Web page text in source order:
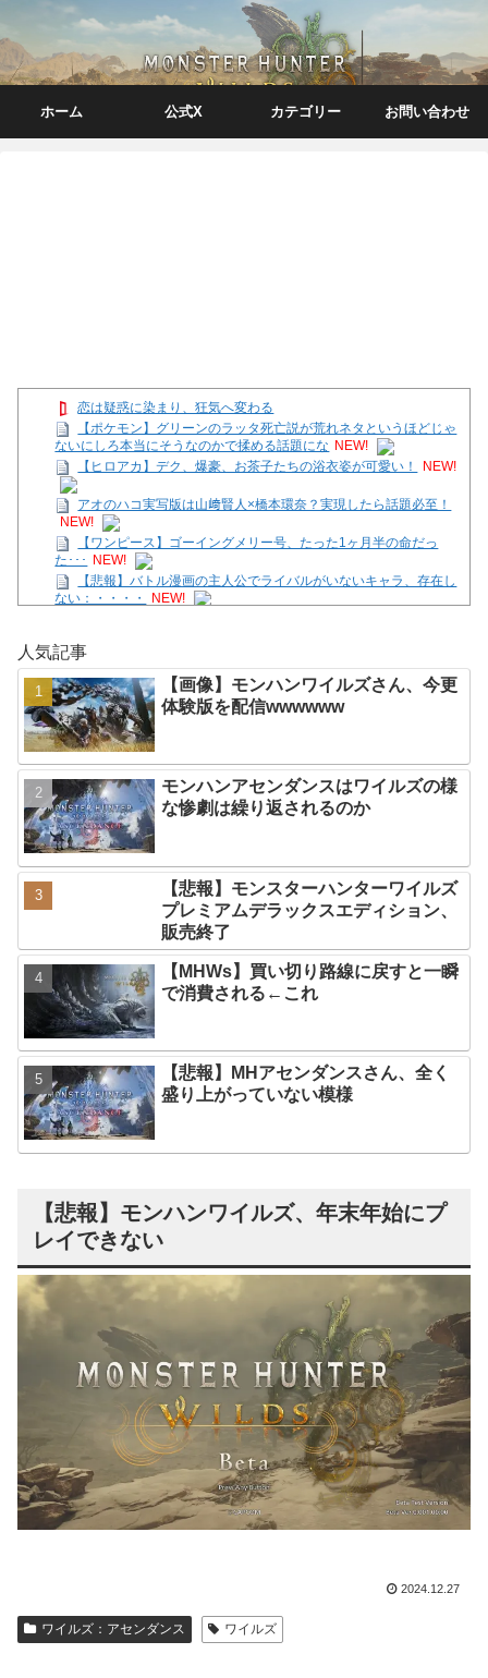
ホーム 公式X カテゴリー お問い合わせ
恋は疑惑に染まり、狂気へ変わる
【ポケモン】グリーンのラッタ死亡説が荒れネタというほどじゃ
ないにしろ本当にそうなのかで揉める話題にな NEW!
【ヒロアカ】デク、爆豪、お茶子たちの浴衣姿が可愛い！
NEW!
アオのハコ実写版は山﨑賢人×橋本環奈？実現したら話題必至！
NEW!
【ワンピース】ゴーイングメリー号、たった1ヶ月半の命だっ
た･･･
NEW!
【悲報】バトル漫画の主人公でライバルがいないキャラ、存在し
ない：・・・・
NEW!
【画像】モンハンワイルズさん、サンブレイクに売上逆転されて
しまう
映画『8番出口』が金曜ロードショーにて放送 NEW!
【花騎士】叡智な顔つきで魔性さを持つアルテミシアへの反
応！！！ NEW!
【SS】花帆「つぐみちゃーん！ 一緒に海行こうよー！」
Powered by livedoor 相互RSS
人気記事
【画像】モンハンワイルズさん、今更
体験版を配信wwwwww
モンハンアセンダンスはワイルズの様
な惨劇は繰り返されるのか
【悲報】モンスターハンターワイルズ
プレミアムデラックスエディション、
販売終了
【MHWs】買い切り路線に戻すと一瞬
で消費される←これ
【悲報】MHアセンダンスさん、全く
盛り上がっていない模様
【悲報】モンハンワイルズ、年末年始にプ
レイできない
2024.12.27
ワイルズ：アセンダンス ワイルズ